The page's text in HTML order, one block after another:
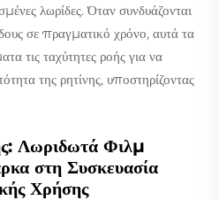
λωρίδες. Όταν συνδυάζονται
σε πραγματικό χρόνο, αυτά τα
τις ταχύτητες ροής για να
της ρητίνης, υποστηρίζοντας
Λωριδωτά Φιλμ
στη Συσκευασία
Χρήσης